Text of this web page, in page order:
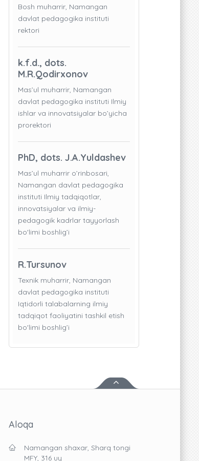
Bosh muharrir, Namangan
davlat pedagogika instituti
rektori
k.f.d., dots.
M.R.Qodirxonov
Mas’ul muharrir, Namangan
davlat pedagogika instituti Ilmiy
ishlar va innovatsiyalar bo’yicha
prorektori
PhD, dots. J.A.Yuldashev
Mas’ul muharrir o’rinbosari,
Namangan davlat pedagogika
instituti Ilmiy tadqiqotlar,
innovatsiyalar va ilmiy-
pedagogik kadrlar tayyorlash
bo'limi boshlig’i
R.Tursunov
Texnik muharrir, Namangan
davlat pedagogika instituti
Iqtidorli talabalarning ilmiy
tadqiqot faoliyatini tashkil etish
bo'limi boshlig’i
Aloqa
Namangan shaxar, Sharq tongi
MFY, 316 uy